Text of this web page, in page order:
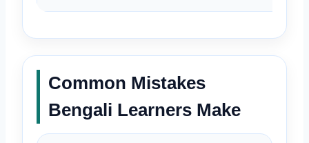
Common Mistakes
Bengali Learners Make